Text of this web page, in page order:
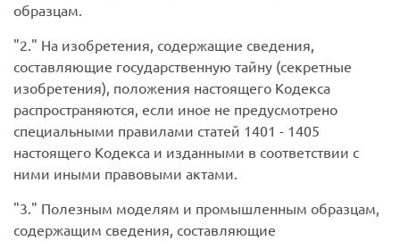
образцам.
2.
На изобретения, содержащие сведения,
составляющие государственную тайну (секретные
изобретения), положения настоящего Кодекса
распространяются, если иное не предусмотрено
специальными правилами статей 1401 - 1405
настоящего Кодекса и изданными в соответствии с
ними иными правовыми актами.
3.
Полезным моделям и промышленным образцам,
содержащим сведения, составляющие